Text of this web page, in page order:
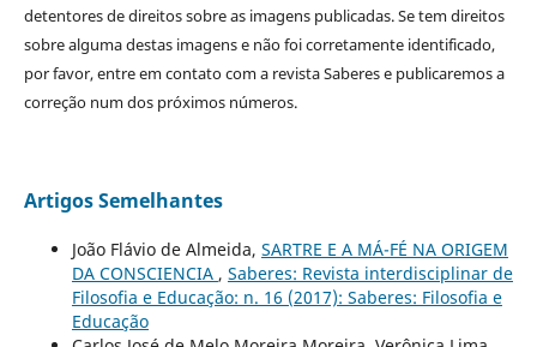
detentores de direitos sobre as imagens publicadas. Se tem direitos
sobre alguma destas imagens e não foi corretamente identificado,
por favor, entre em contato com a revista Saberes e publicaremos a
correção num dos próximos números.
Artigos Semelhantes
João Flávio de Almeida, SARTRE E A MÁ-FÉ NA ORIGEM
DA CONSCIENCIA , Saberes: Revista interdisciplinar de
Filosofia e Educação: n. 16 (2017): Saberes: Filosofia e
Educação